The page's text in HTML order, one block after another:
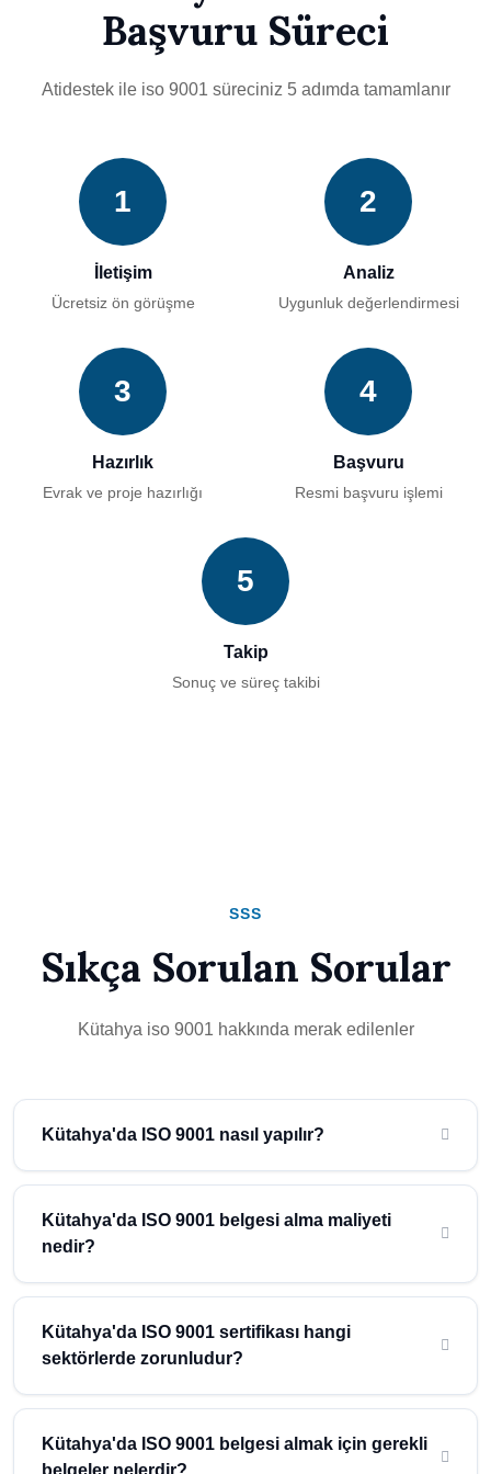
Başvuru Süreci
Atidestek ile iso 9001 süreciniz 5 adımda tamamlanır
1
İletişim
Ücretsiz ön görüşme
2
Analiz
Uygunluk değerlendirmesi
3
Hazırlık
Evrak ve proje hazırlığı
4
Başvuru
Resmi başvuru işlemi
5
Takip
Sonuç ve süreç takibi
SSS
Sıkça Sorulan Sorular
Kütahya iso 9001 hakkında merak edilenler
Kütahya'da ISO 9001 nasıl yapılır?
Kütahya'da ISO 9001 belgesi almak için, işletmenizin kalite
yönetim sisteminin ISO 9001 standardına uygunluğunu
sağlamak必要dır. Bu süreç, dokümantasyonun hazırlanması,
içerir. Kütahya'nın sanayi ve ticaret odaklı yapısı
düşünüldüğünde, ISO 9001 belgesi almak, işletmelerin rekabet
gücünü artırabilir. Atidestek, Kütahya'daki işletmelere ISO 9001
Kütahya'da ISO 9001 belgesi alma maliyeti
nedir?
Kütahya'da ISO 9001 belgesi alma maliyeti, işletmenin
büyüklüğü, sektör ve belgeleme sürecinin karmaşıklığı gibi
faktörlere bağlı olarak değişebilir. Ancak, genel olarak, belgeleme
eğitim giderleri gibi kalemleri içerir. Kütahya'da, özellikle
madencilik ve seramik gibi sektörlerde faaliyet gösteren
işletmeler için, ISO 9001 belgesi almak, uzun vadeli kazançlar
Kütahya'da ISO 9001 sertifikası hangi
sektörlerde zorunludur?
Kütahya'da, özellikle sanayi ve inşaat sektörlerinde faaliyet
gösteren işletmeler için, ISO 9001 sertifikası almak, müşteri
talepleri ve yasal zorunluluklar nedeniyle önemli hale gelebilir.
Kütahya'da ISO 9001 belgesi almak için gerekli
belgeler nelerdir?